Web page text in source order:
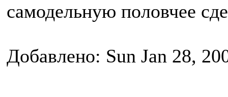
самодельную половчее
Добавлено: Sun Jan 28,